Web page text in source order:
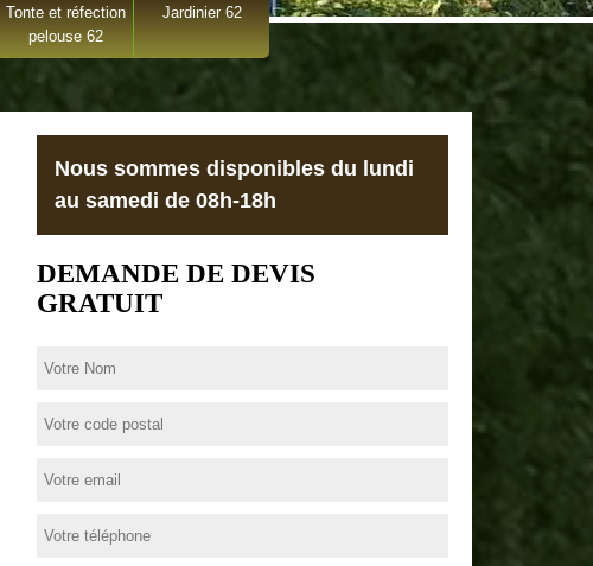
Tonte et réfection
pelouse 62
Jardinier 62
Nous sommes disponibles du lundi
au samedi de 08h-18h
DEMANDE DE DEVIS
GRATUIT